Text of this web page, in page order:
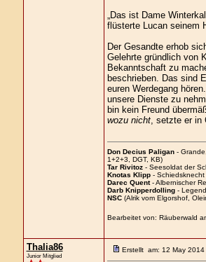
„Das ist Dame
flüsterte Lucan seinem
Der Gesandte erhob
Gelehrte gründlich von
Bekanntschaft zu
beschrieben. Das sind
euren Werdegang
unsere Dienste zu
bin kein Freund
wozu nicht, setzte er in
Don Decius Paligan-
1+2+3, DGT, KB)
Tar Rivitoz- Seesoldat der
Knotas Klipp- Schiedsknecht
Darec Quent- Albernischer
Darb Knipperdolling-
NSC(Alrik vom Elgorshof,
Bearbeitet von: Räuberwald
Thalia86
Junior Mitglied
Erstellt am: 12 May